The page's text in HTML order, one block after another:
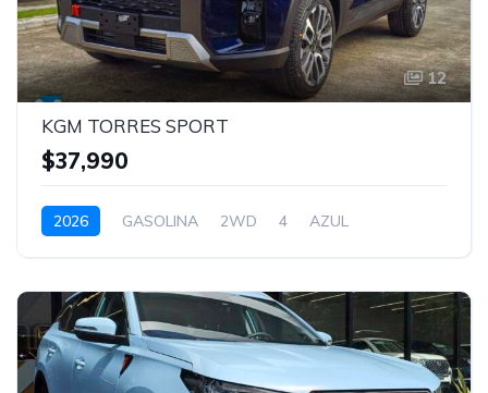
12
KGM TORRES SPORT
$37,990
2026 GASOLINA 2WD 4 AZUL